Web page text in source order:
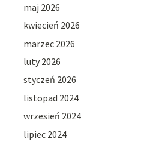
maj 2026
kwiecień 2026
marzec 2026
luty 2026
styczeń 2026
listopad 2024
wrzesień 2024
lipiec 2024